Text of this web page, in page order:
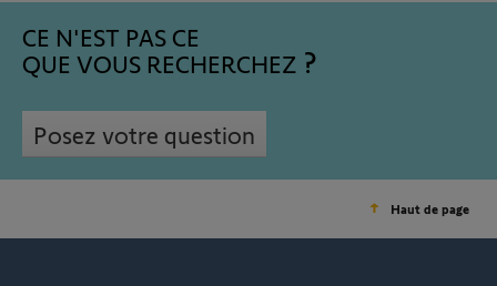
CE N'EST PAS CE
QUE VOUS RECHERCHEZ
Posez votre question
Haut de page